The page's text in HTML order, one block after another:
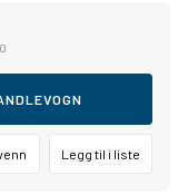
Legg til i liste